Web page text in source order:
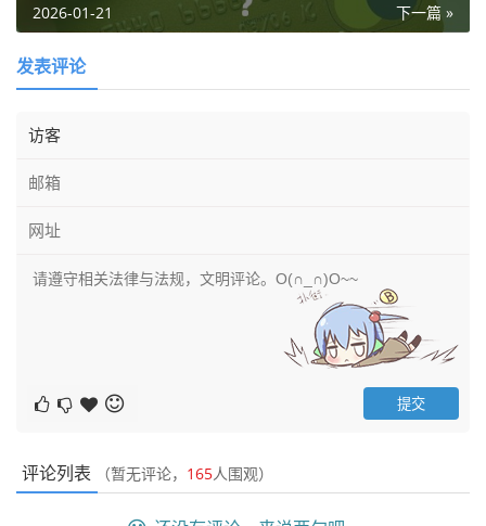
下一篇 »
2026-01-21
发表评论
评论列表 （暂无评论， 165人围观）